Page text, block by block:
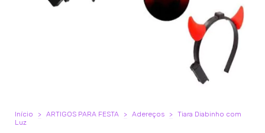
Início > ARTIGOS PARA FESTA > Adereços >
Tiara Diabinho com
Luz